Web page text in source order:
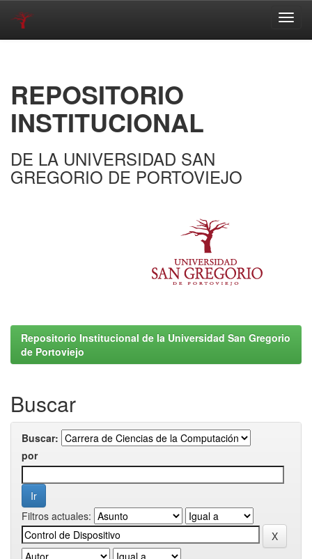
REPOSITORIO
INSTITUCIONAL
DE LA UNIVERSIDAD SAN
GREGORIO DE PORTOVIEJO
Repositorio Institucional de la Universidad San Gregorio
de Portoviejo
Buscar
Buscar:
por
Filtros actuales: